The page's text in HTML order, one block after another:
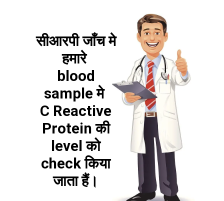
सीआरपी जाँच मे
हमारे
blood
sample मे
C Reactive
Protein की
level को
check किया
जाता हैं।